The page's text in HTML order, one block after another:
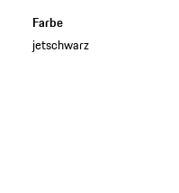
Farbe
jetschwarz